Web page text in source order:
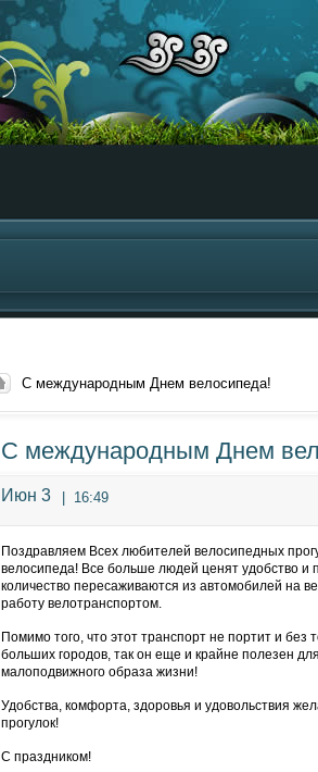
С международным Днем велосипеда!
С международным Днем
Июн 3 16:49
Поздравляем Всех любителей велосипедных
велосипеда! Все больше людей ценят удобство и
количество пересаживаются из автомобилей на
работу велотранспортом.
Помимо того, что этот транспорт не портит и без
больших городов, так он еще и крайне полезен
малоподвижного образа жизни!
Удобства, комфорта, здоровья и удовольствия
прогулок!
С праздником!